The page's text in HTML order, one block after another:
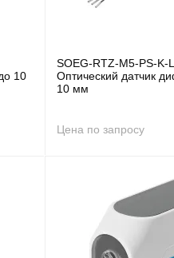
10
SOEG-RTZ-M5-PS-K-
Оптический датчик
10 мм
Цена по запросу